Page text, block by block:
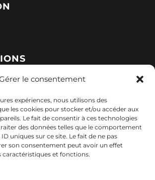
le consentement
expériences, nous utilisons des
les cookies pour stocker et/ou accéder aux
Le fait de consentir à ces technologies
des données telles que le comportement
uniques sur ce site. Le fait de ne pas
son consentement peut avoir un effet
caractéristiques et fonctions.
?
(UE)
des données (RGPD)
Peuton – 53200 Château-
formation.com